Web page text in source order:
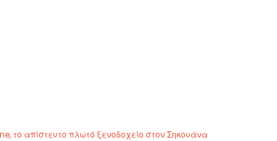
το απίστευτο πλωτό ξενοδοχείο στον Σηκουάνα